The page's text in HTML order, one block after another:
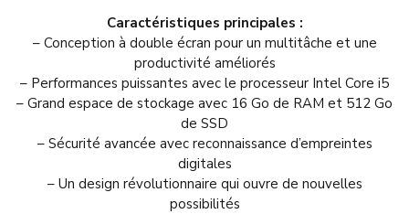
Caractéristiques principales :
– Conception à double écran pour un multitâche et une
productivité améliorés
– Performances puissantes avec le processeur Intel Core i5
– Grand espace de stockage avec 16 Go de RAM et 512 Go
de SSD
– Sécurité avancée avec reconnaissance d’empreintes
digitales
– Un design révolutionnaire qui ouvre de nouvelles
possibilités